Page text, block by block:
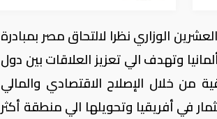
الوزاري نظرا لالتحاق مصر بمبادرة
وتهدف الي تعزيز العلاقات بين دول
من خلال الإصلاح الاقتصادي والمالي
في أفريقيا وتحويلها الي منطقة أكثر